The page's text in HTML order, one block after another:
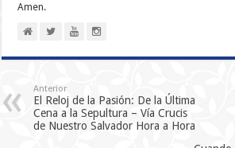
Amen.
Anterior
El Reloj de la Pasión: De la Última
Cena a la Sepultura – Vía Crucis
de Nuestro Salvador Hora a Hora